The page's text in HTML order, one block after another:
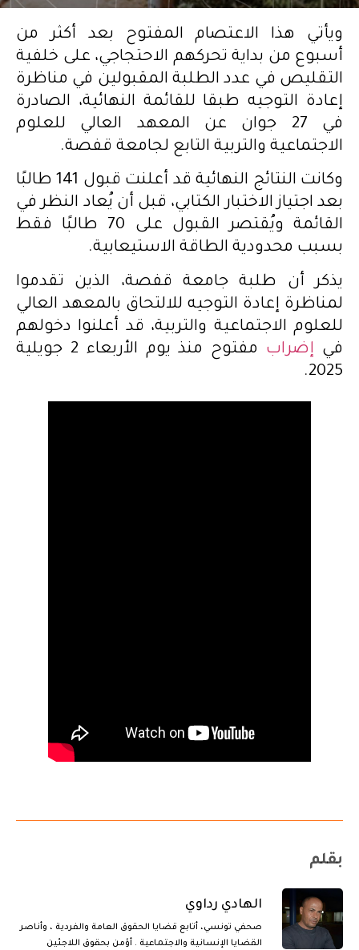
ويأتي هذا الاعتصام المفتوح بعد أكثر من
أسبوع من بداية تحركهم الاحتجاجي، على خلفية
التقليص في عدد الطلبة المقبولين في مناظرة
إعادة التوجيه طبقا للقائمة النهائية، الصادرة
في 27 جوان عن المعهد العالي للعلوم
الاجتماعية والتربية التابع لجامعة قفصة.
وكانت النتائج النهائية قد أعلنت قبول 141 طالبًا
بعد اجتياز الاختبار الكتابي، قبل أن يُعاد النظر في
القائمة ويُقتصر القبول على 70 طالبًا فقط
بسبب محدودية الطاقة الاستيعابية.
يذكر أن طلبة جامعة قفصة، الذين تقدموا
لمناظرة إعادة التوجيه للالتحاق بالمعهد العالي
للعلوم الاجتماعية والتربية، قد أعلنوا دخولهم
في إضراب
مفتوح منذ يوم الأربعاء 2 جويلية
2025.
بقلم
الهادي رداوي
صحفي تونسي، أتابع قضايا الحقوق العامة والفردية ، وأناصر
القضايا الإنسانية والاجتماعية . أؤمن بحقوق اللاجئين